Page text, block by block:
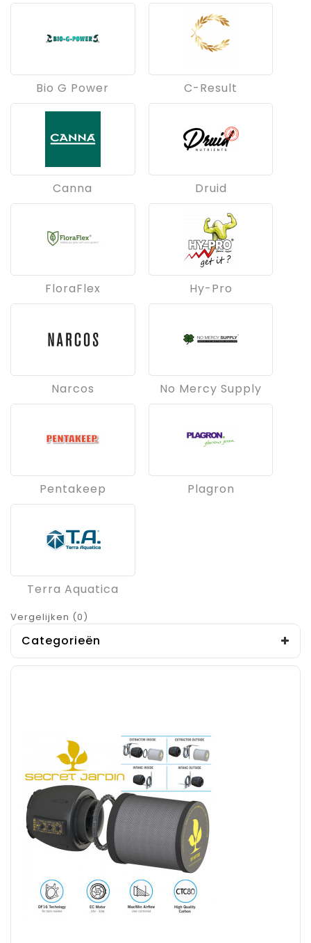
Bio G Power C-Result
Canna Druid
FloraFlex Hy-Pro
Narcos No Mercy Supply
Pentakeep Plagron
Terra Aquatica
Vergelijken (0)
Categorieën